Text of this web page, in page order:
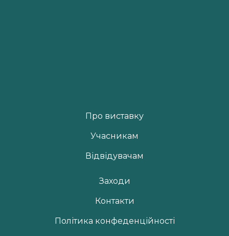
Про виставку
Учасникам
Відвідувачам
Заходи
Контакти
Політика конфеденційності